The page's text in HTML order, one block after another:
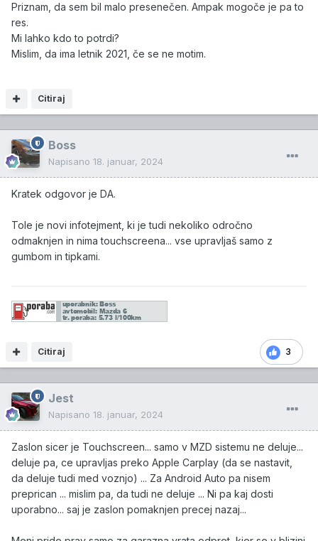
Priznam, da sem bil malo presenečen. Ampak mogoče je pa to
res.
Mi lahko kdo to potrdi?
Mislim, da ima letnik 2021, če se ne motim.
Citiraj
Boss
Napisano 18. januar, 2024
Kratek odgovor je DA.
Tole je novi infotejment, ki je tudi nekoliko odročno
odmaknjen in nima touchscreena... vse upravljaš samo z
gumbom in tipkami.
3
Citiraj
Jest
Napisano 18. januar, 2024
Zaslon sicer je Touchscreen... samo v MZD sistemu ne deluje...
deluje pa, ce upravljas preko Apple Carplay (da se nastavit,
da deluje tudi med voznjo) ... Za Android Auto pa nisem
preprican ... mislim pa, da tudi ne deluje ... Ni pa kaj dosti
uporabno... saj je zaslon pomaknjen precej nazaj...